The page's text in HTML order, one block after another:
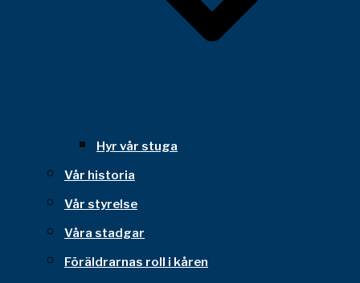
Hyr vår stuga
Vår historia
Vår styrelse
Våra stadgar
Föräldrarnas roll i kåren